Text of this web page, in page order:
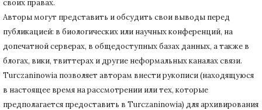
своих правах.
Авторы могут представить и обсудить свои выводы перед
публикацией: в биологических или научных конференций, на
допечатной серверах, в общедоступных базах данных, а также в
блогах, вики, твиттерах и другие неформальных каналах связи.
Turczaninowiа позволяет авторам внести рукописи (находящуюся
в настоящее время на рассмотрении или тех, которые
предполагается предоставить в Turczaninowia) для архивирования